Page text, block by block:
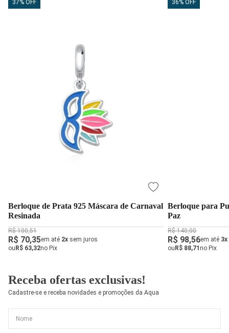
37% OFF
Berloque de Prata 925 Máscara de Carnaval
Resinada
R$ 100,51
R$ 70,35em até 2x sem juros
ouR$ 63,32no Pix
36% OFF
Berloque para
Paz
R$ 140,00
R$ 98,56em até 3x
ouR$ 88,71no Pix
Receba ofertas exclusivas!
Cadastre-se e receba novidades e promoções da Aqua